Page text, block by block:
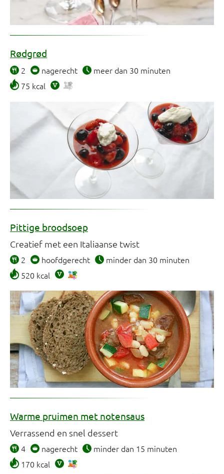
Rødgrød
2 nagerecht
meer dan 30 minuten
75 kcal
Pittige broodsoep
Creatief met een Italiaanse twist
2 hoofdgerecht
minder dan 30 minuten
520 kcal
Warme pruimen met notensaus
Verrassend en snel dessert
4 nagerecht
minder dan 15 minuten
170 kcal